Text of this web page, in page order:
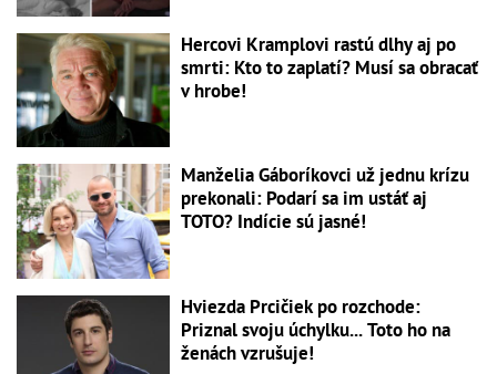
Hercovi Kramplovi rastú dlhy aj po
smrti: Kto to zaplatí? Musí sa obracať
v hrobe!
Manželia Gáboríkovci už jednu krízu
prekonali: Podarí sa im ustáť aj
TOTO? Indície sú jasné!
Hviezda Prcičiek po rozchode:
Priznal svoju úchylku... Toto ho na
ženách vzrušuje!